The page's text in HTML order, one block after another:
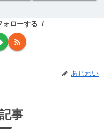
ォローする
あじわい
事